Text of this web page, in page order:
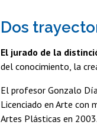
Dos
El jurado de la
del conocimiento, la
El profesor Gonzalo
Licenciado en Arte con
Artes Plásticas en 2003.